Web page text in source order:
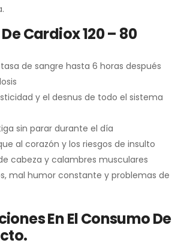
Cardiox 120 – 80
de sangre hasta 6 horas después
y el desnus de todo el sistema
sin parar durante el día
al corazón y los riesgos de insulto
cabeza y calambres musculares
mal humor constante y problemas de
En El Consumo De